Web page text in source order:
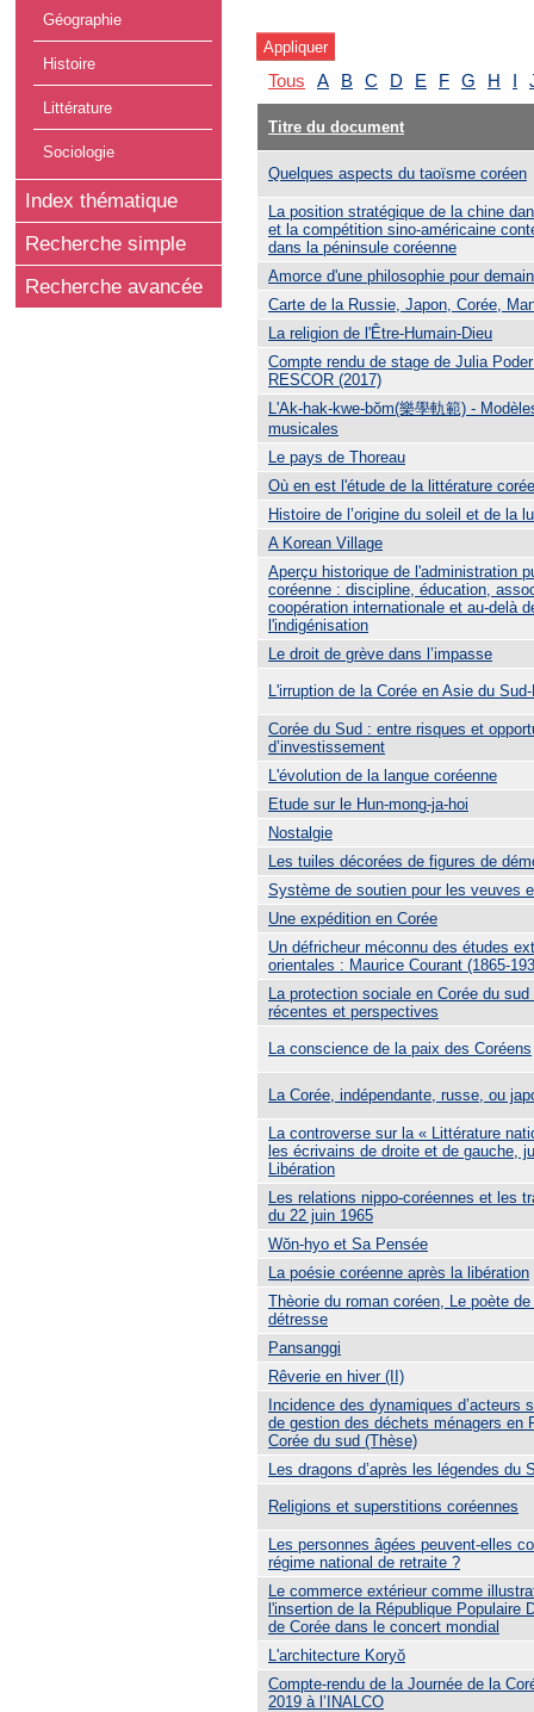
Géographie
Histoire
Littérature
Sociologie
Index thématique
Recherche simple
Recherche avancée
Tous A B C D E F G H I
Titre du document
Quelques aspects du taoïsme coréen
La position stratégique de la chine
et la compétition sino-américaine
dans la péninsule coréenne
Amorce d'une philosophie pour demain
Carte de la Russie, Japon, Corée,
La religion de l'Être-Humain-Dieu
Compte rendu de stage de Julia
RESCOR (2017)
L'Ak-hak-kwe-bŏm(樂學軌範) -
musicales
Le pays de Thoreau
Où en est l'étude de la littérature
Histoire de l’origine du soleil et de la
A Korean Village
Aperçu historique de l'administration
coréenne : discipline, éducation,
coopération internationale et au-delà
l'indigénisation
Le droit de grève dans l’impasse
L'irruption de la Corée en Asie du
Corée du Sud : entre risques et
d’investissement
L'évolution de la langue coréenne
Etude sur le Hun-mong-ja-hoi
Nostalgie
Les tuiles décorées de figures de
Système de soutien pour les veuves
Une expédition en Corée
Un défricheur méconnu des études
orientales : Maurice Courant (1865-
La protection sociale en Corée du
récentes et perspectives
La conscience de la paix des Coréens
La Corée, indépendante, russe, ou
La controverse sur la « Littérature
les écrivains de droite et de gauche,
Libération
Les relations nippo-coréennes et les
du 22 juin 1965
Wŏn-hyo et Sa Pensée
La poésie coréenne après la libération
Thèorie du roman coréen, Le poète
détresse
Pansanggi
Rêverie en hiver (II)
Incidence des dynamiques d’acteurs
de gestion des déchets ménagers en
Corée du sud (Thèse)
Les dragons d’après les légendes du
Religions et superstitions coréennes
Les personnes âgées peuvent-elles
régime national de retraite ?
Le commerce extérieur comme
l'insertion de la République Populaire
de Corée dans le concert mondial
L'architecture Koryŏ
Compte-rendu de la Journée de la
2019 à l’INALCO